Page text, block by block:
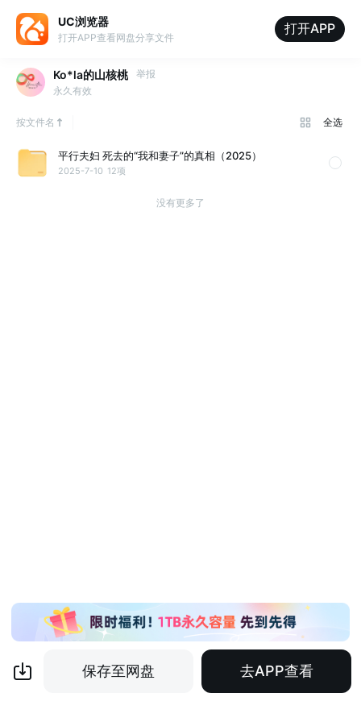
UC浏览器
打开APP查看网盘分享文件
打开APP
Ko*la的山核桃
举报
永久有效
按文件名 全选
平行夫妇 死去的“我和妻子”的真相（2025）
2025-7-10 12项
没有更多了
保存至网盘 去APP查看